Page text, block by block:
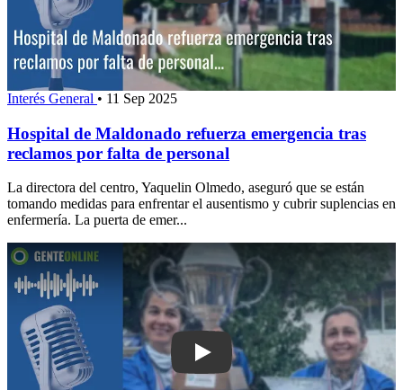
Interés General • 11 Sep 2025
Hospital de Maldonado refuerza emergencia tras
reclamos por falta de personal
La directora del centro, Yaquelin Olmedo, aseguró que se están
tomando medidas para enfrentar el ausentismo y cubrir suplencias en
enfermería. La puerta de emer...
Play: Equipo femenino de Punta del